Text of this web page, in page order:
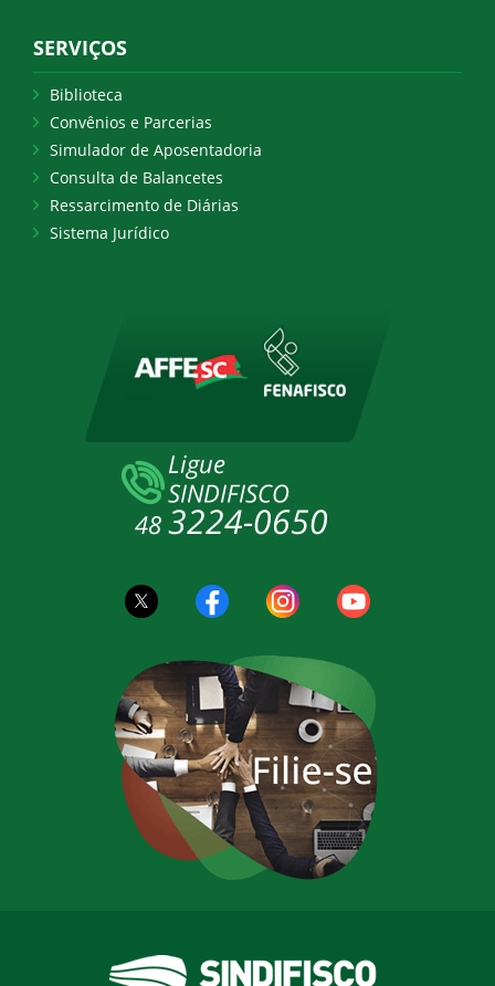
SERVIÇOS
Biblioteca
Convênios e Parcerias
Simulador de Aposentadoria
Consulta de Balancetes
Ressarcimento de Diárias
Sistema Jurídico